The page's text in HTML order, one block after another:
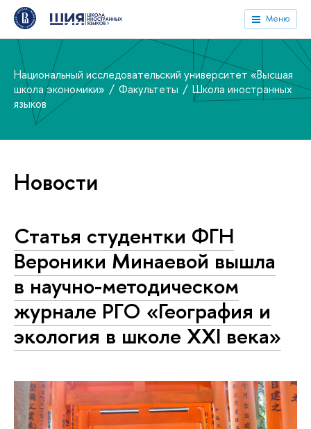
Меню
Национальный исследовательский университет «Высшая
школа экономики»
Факультеты
Школа иностранных
языков
Новости
Статья студентки ФГН
Вероники Минаевой вышла
в научно-методическом
журнале РГО «География и
экология в школе XXI века»